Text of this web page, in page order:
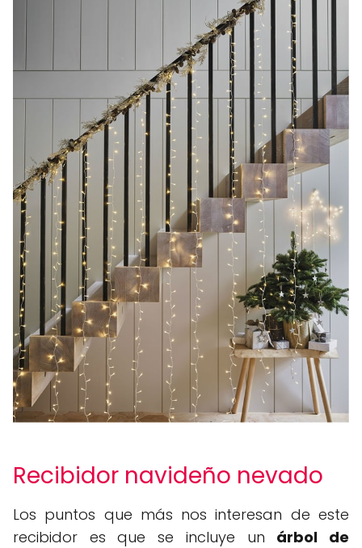
Recibidor navideño nevado
Los puntos que más nos interesan de este
recibidor es que se incluye un árbol de